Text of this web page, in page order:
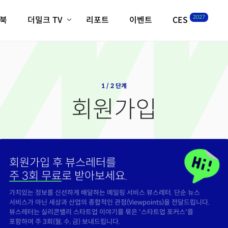
더밀크 TV
크리스의 뉴욕 시그널
밸리토크
리포트 이벤트 CES 2027
1 / 2 단계
회원가입
회원가입 후 뷰스레터를
주 3회 무료로 받아보세요.
가치있는 정보를 신선하게 배달하는 메일링 서비스 뷰스레터. 단순 뉴스
서비스가 아닌 세상과 산업의 종합적인 관점(Viewpoints)을 전달드립니다.
뷰스레터는 실리콘밸리 스타트업 이야기를 묶은 '스타트업 포커스'를
포함하여 주 3회(월, 수, 금) 보내드립니다.